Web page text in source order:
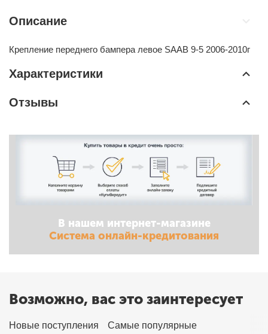
Описание
Крепление переднего бампера левое SAAB 9-5 2006-2010г
Характеристики
Отзывы
В нашем интернет-магазине
Система онлайн-кредитования
Возможно, вас это заинтересует
Новые поступления Самые популярные